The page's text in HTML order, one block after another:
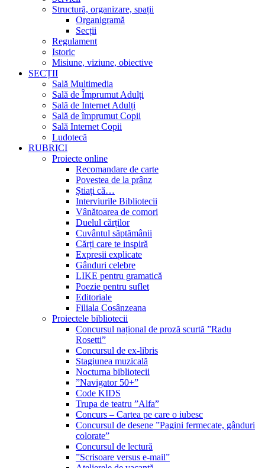
Structură, organizare, spații
Organigramă
Secții
Regulament
Istoric
Misiune, viziune, obiective
SECȚII
Sală Multimedia
Sală de Împrumut Adulți
Sală de Internet Adulți
Sală de împrumut Copii
Sală Internet Copii
Ludotecă
RUBRICI
Proiecte online
Recomandare de carte
Povestea de la prânz
Știați că…
Interviurile Bibliotecii
Vânătoarea de comori
Duelul cărților
Cuvântul săptămânii
Cărți care te inspiră
Expresii explicate
Gânduri celebre
LIKE pentru gramatică
Poezie pentru suflet
Editoriale
Filiala Cosânzeana
Proiectele bibliotecii
Concursul național de proză scurtă ”Radu
Rosetti”
Concursul de ex-libris
Stagiunea muzicală
Nocturna bibliotecii
”Navigator 50+”
Code KIDS
Trupa de teatru ”Alfa”
Concurs – Cartea pe care o iubesc
Concursul de desene ”Pagini fermecate, gânduri
colorate”
Concursul de lectură
”Scrisoare versus e-mail”